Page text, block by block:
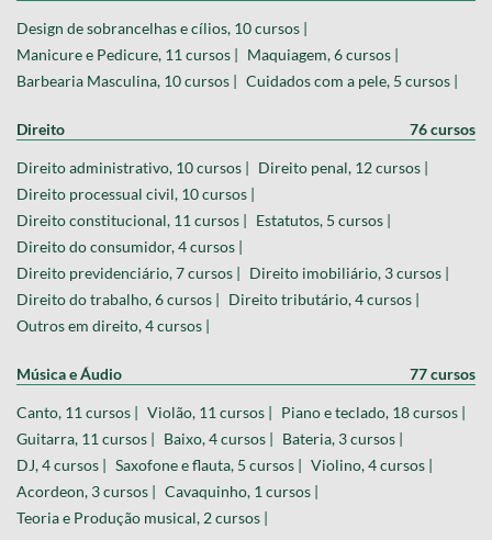
Design de sobrancelhas e cílios, 10 cursos |
Manicure e Pedicure, 11 cursos | Maquiagem, 6 cursos |
Barbearia Masculina, 10 cursos | Cuidados com a pele, 5 cursos |
Direito 76 cursos
Direito administrativo, 10 cursos | Direito penal, 12 cursos |
Direito processual civil, 10 cursos |
Direito constitucional, 11 cursos | Estatutos, 5 cursos |
Direito do consumidor, 4 cursos |
Direito previdenciário, 7 cursos | Direito imobiliário, 3 cursos |
Direito do trabalho, 6 cursos | Direito tributário, 4 cursos |
Outros em direito, 4 cursos |
Música e Áudio 77 cursos
Canto, 11 cursos | Violão, 11 cursos | Piano e teclado, 18 cursos |
Guitarra, 11 cursos | Baixo, 4 cursos | Bateria, 3 cursos |
DJ, 4 cursos | Saxofone e flauta, 5 cursos | Violino, 4 cursos |
Acordeon, 3 cursos | Cavaquinho, 1 cursos |
Teoria e Produção musical, 2 cursos |